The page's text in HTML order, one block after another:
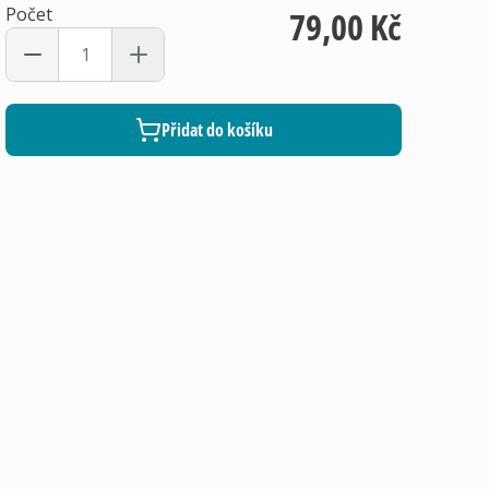
Počet 79,00 Kč
Přidat do košíku